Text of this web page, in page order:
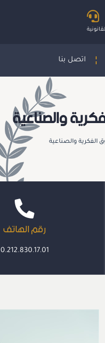
اتصل بنا
والصناعية
الفكرية والصناعية
رقم الهاتف
0.212.830.17.01